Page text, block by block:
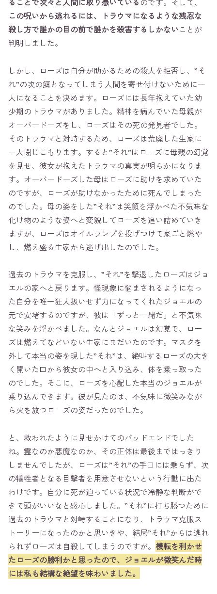
この呪いから逃れるには、トラウマになるような残忍な
殺し方で誰かの目の前で誰かを殺害するしかないことが
判明しました。
しかし、ローズは自分が助かるための殺人を拒否し、”そ
れ”の次の餌となってしまう人間を寄せ付けないために一
人になることを決めます。ローズには長年抱えていた幼
少期のトラウマがありました。精神を病んでいた母親が
オーバードーズをし、ローズはその死の発見者でした。
そのトラウマと対峙するため、ローズは荒廃した生家に
一人閉じこもります。すると”それ”はローズに母親の幻覚
を見せ、彼女が抱えたトラウマの真実が明らかになりま
す。オーバードーズした母はローズに助けを求めていた
のですが、ローズが助けなかったために死んでしまった
のでした。母の姿をした”それ”は笑顔を浮かべた不気味な
化け物のような姿へと変貌してローズを追い詰めていき
ますが、ローズはオイルランプを投げつけて家ごと燃や
し、燃え盛る生家から逃げ出したのでした。
過去のトラウマを克服し、”それ”を撃退したローズはジョ
エルの家へと戻ります。怪現象に悩まされるようになっ
た自分を唯一狂人扱いせず力になってくれたジョエルの
元で安堵するのですが、彼は「ずっと一緒だ」と不気味
な笑みを浮かべました。なんとジョエルは幻覚で、ロー
ズは燃えてなどいない生家にまだいたのです。マスクを
外して本当の姿を現した”それ”は、絶叫するローズの大き
く開いた口から彼女の中へと入り込み、体を乗っ取った
のでした。そこに、ローズを心配した本当のジョエルが
乗り込んできます。彼が見たのは、不気味に微笑みなが
ら火を放つローズの姿だったのでした。
と、救われたように見せかけてのバッドエンドでした
ね。霊なのか悪魔なのか、その正体は最後まではっきり
しませんでしたが、ローズは”それ”の手口には乗らず、次
の犠牲者となる目撃者を用意させないという行動に出た
わけです。自分に死が迫っている状況で冷静な判断がで
きて頭がいいなと感心しました。”それ”に打ち勝つために
過去のトラウマと対峙することになり、トラウマ克服ス
トーリーになったのかと思いきや、結局”それ”からは逃れ
られずローズは自殺してしまうのですが。 機転を利かせ
たローズの勝利かと思ったので、ジョエルが微笑んだ時
には私も結構な絶望を味わいました。